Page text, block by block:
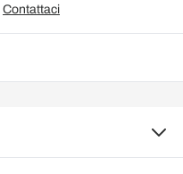
Contattaci